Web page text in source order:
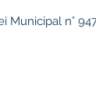
Municipal n°